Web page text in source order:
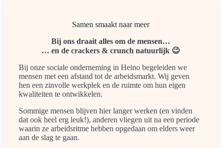
Samen smaakt naar meer
Bij ons draait alles om de mensen…
… en de crackers & crunch natuurlijk 😉
Bij onze sociale onderneming in Heino begeleiden we
mensen met een afstand tot de arbeidsmarkt. Wij geven
hen een zinvolle werkplek en de ruimte om hun eigen
kwaliteiten te ontwikkelen.
Sommige mensen blijven hier langer werken (en vinden
dat ook heel erg leuk!), anderen vliegen uit na een periode
waarin ze arbeidsritme hebben opgedaan om elders weer
aan de slag te gaan.